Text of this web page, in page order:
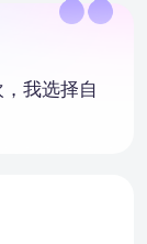
我选择自